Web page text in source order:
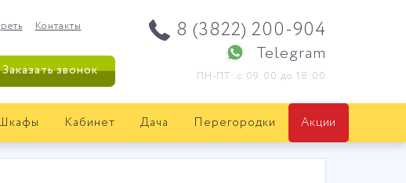
Контакты 8 (3822) 200-904
Telegram
ПН-ПТ: с 09:00 до 18:00
Заказать звонок
Кабинет Дача Перегородки Акции